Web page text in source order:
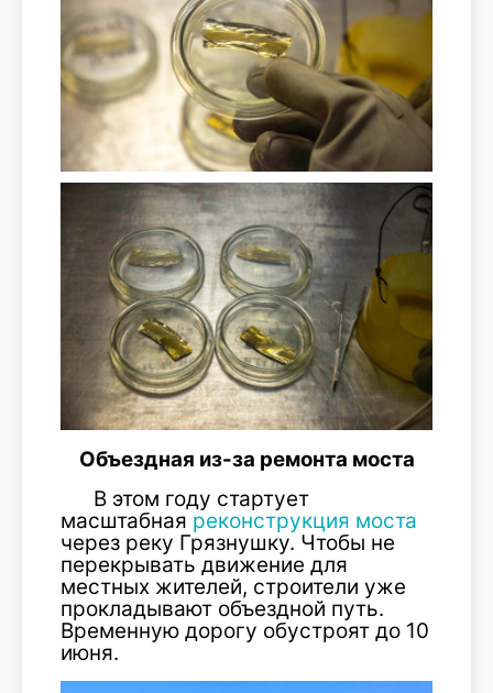
Объездная из-за ремонта моста
В этом году стартует
масштабная реконструкция моста
через реку Грязнушку. Чтобы не
перекрывать движение для
местных жителей, строители уже
прокладывают объездной путь.
Временную дорогу обустроят до 10
июня.